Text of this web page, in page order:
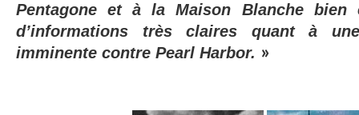
Pentagone et à la Maison Blanche bien
d’informations très claires quant à
imminente contre Pearl Harbor. »